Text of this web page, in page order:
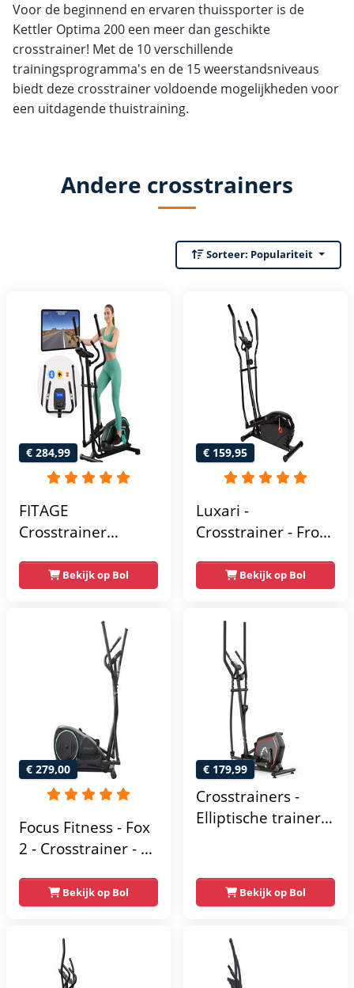
Voor de beginnend en ervaren thuissporter is de
Kettler Optima 200 een meer dan geschikte
crosstrainer! Met de 10 verschillende
trainingsprogramma's en de 15 weerstandsniveaus
biedt deze crosstrainer voldoende mogelijkheden voor
een uitdagende thuistraining.
Andere crosstrainers
Sorteer: Populariteit
€ 284,99
FITAGE
Crosstrainer
Crosstrainers met
Bluetooth Kinomap
& Zwift - Fitness
Trainer met 24
trainingsprogramma’s
- Nauwkeurige
Hartslagmeter
Bekijk op Bol
€ 159,95
Luxari -
Crosstrainer - Front
hartslagfunctie en
tablethouder -
Elliptische Trainer -
Crosstrainer
Fitness
Bekijk op Bol
€ 279,00
Focus Fitness - Fox
2 - Crosstrainer - 16
Weerstandsniveaus
Bekijk op Bol
€ 179,99
Crosstrainers -
Elliptische trainer
- Magnetische
weerstand met 16
scherm - Zwart
Bekijk op Bol